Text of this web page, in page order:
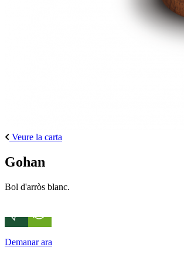
Veure la carta
Gohan
Bol d'arròs blanc.
Demanar ara